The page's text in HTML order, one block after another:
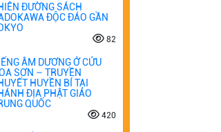
ĐƯỜNG SÁCH
ĐỘC ĐÁO GẦN
82
ÂM DƯƠNG Ở CỬU
SƠN – TRUYỀN
HUYỀN BÍ TẠI
ĐỊA PHẬT GIÁO
QUỐC
420